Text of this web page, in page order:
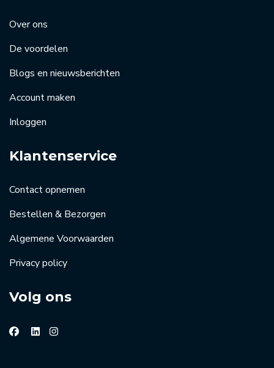
Over ons
De voordelen
Blogs en nieuwsberichten
Account maken
Inloggen
Klantenservice
Contact opnemen
Bestellen & Bezorgen
Algemene Voorwaarden
Privacy policy
Volg ons